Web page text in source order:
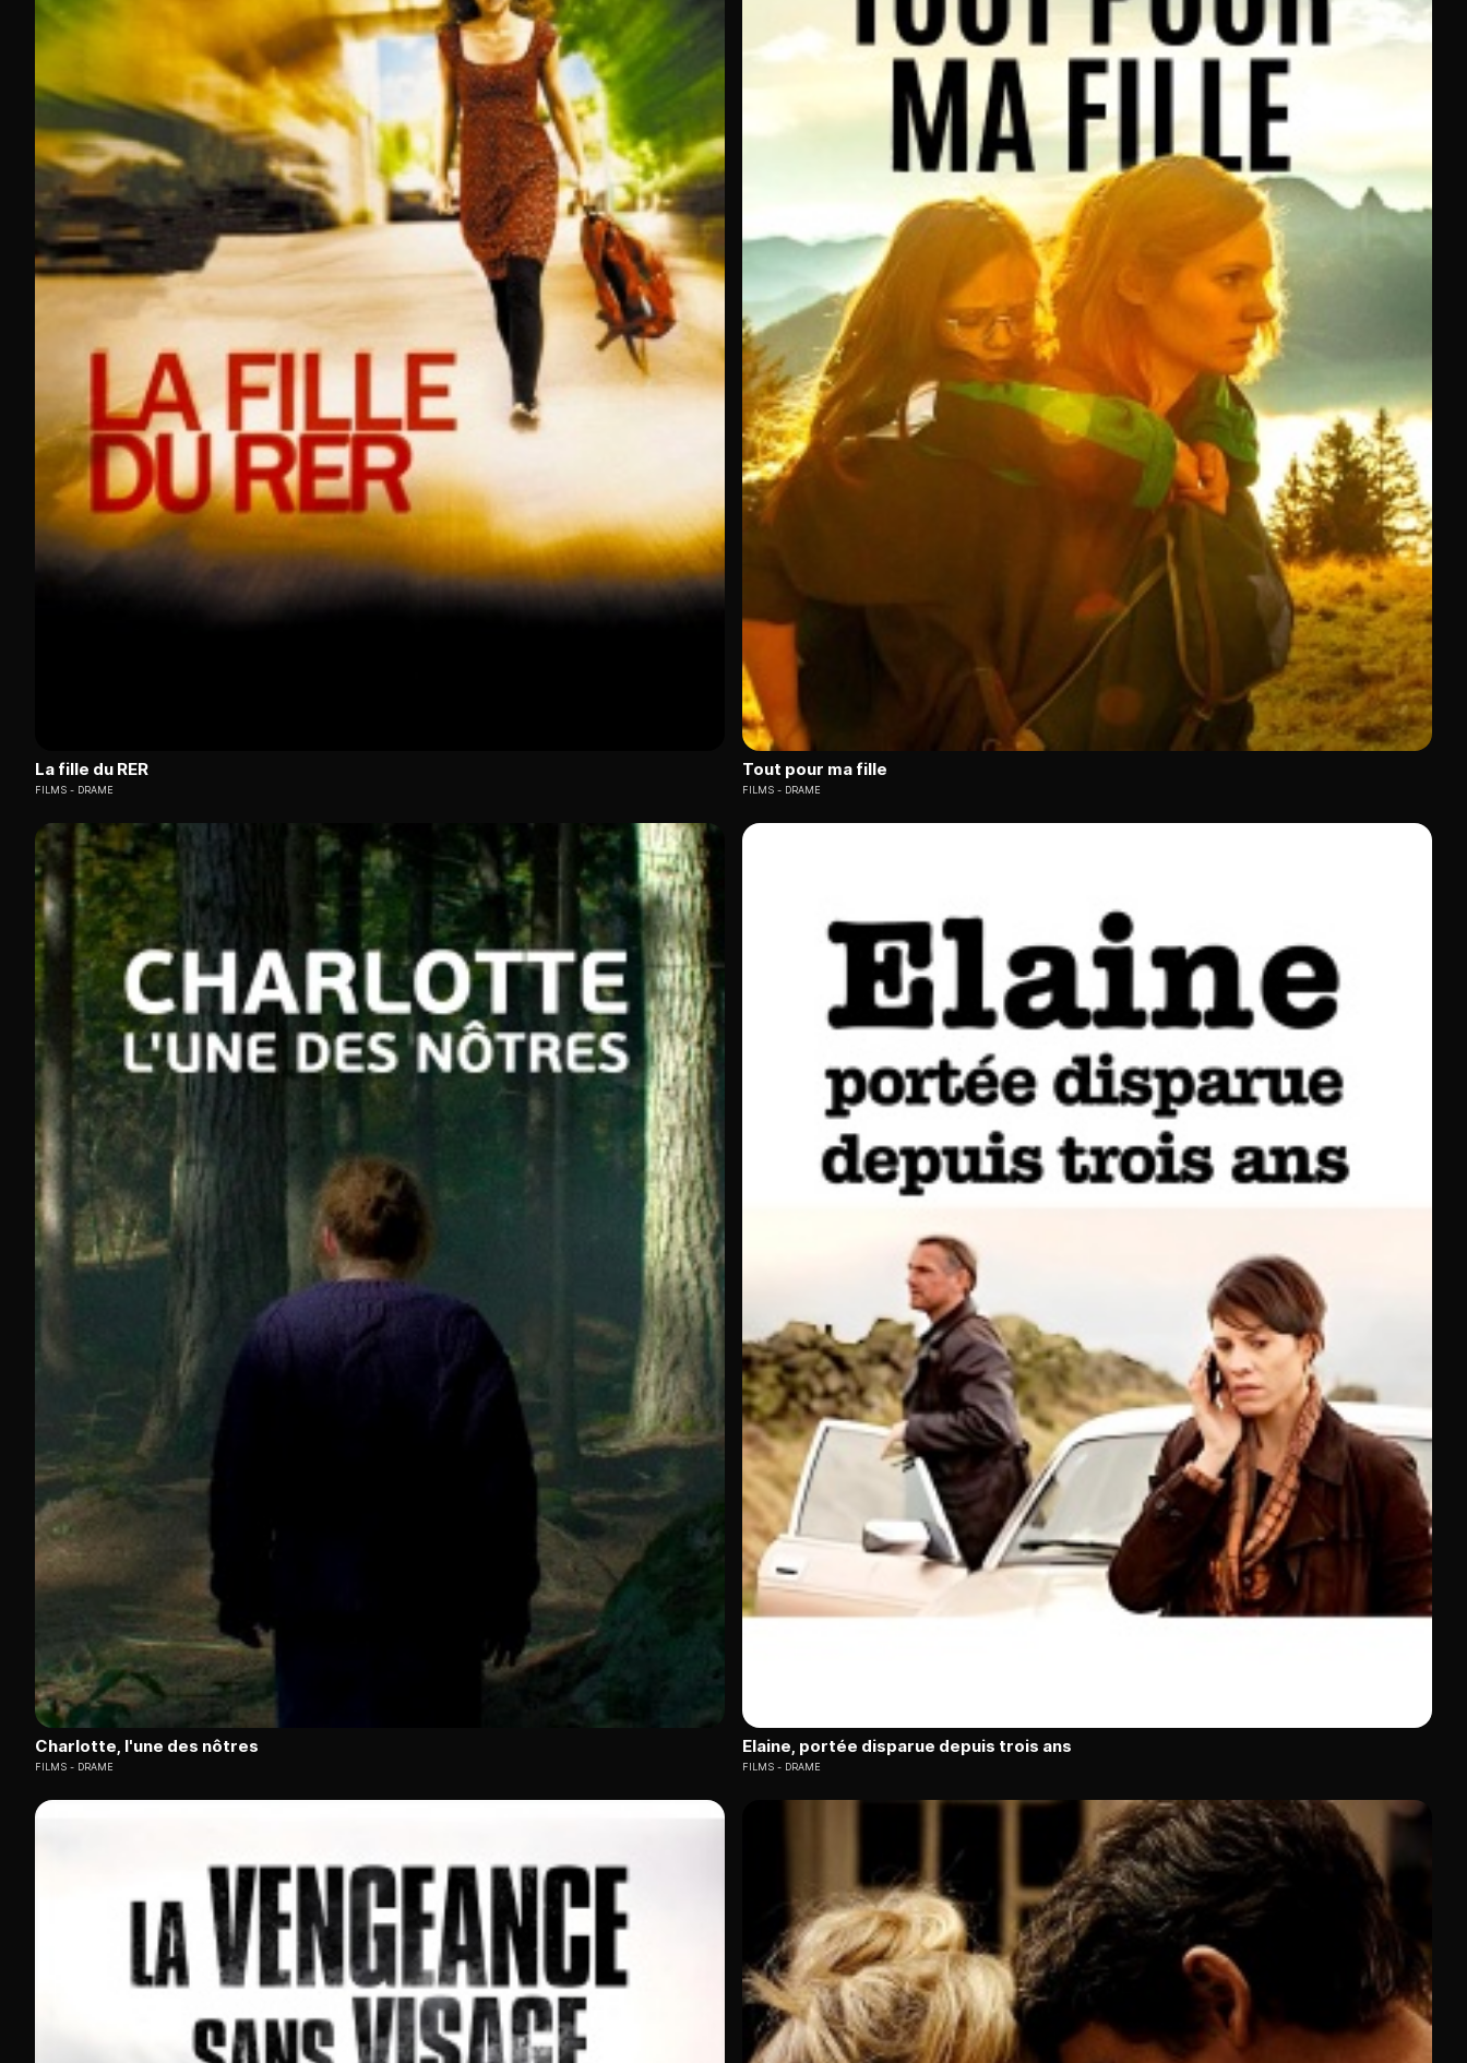
La fille du RER
FILMS DRAME
Tout pour ma fille
FILMS DRAME
Charlotte, l'une des nôtres
FILMS DRAME
Elaine, portée disparue depuis trois ans
FILMS DRAME